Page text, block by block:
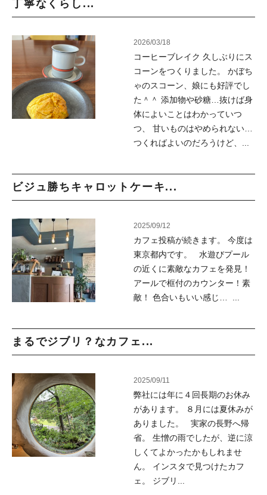
丁寧なくらし...
2026/03/18
コーヒーブレイク 久しぶりにス
コーンをつくりました。 かぼち
ゃのスコーン、娘にも好評でし
た＾＾ 添加物や砂糖…抜けば身
体によいことはわかっていつ
つ、 甘いものはやめられない…
つくればよいのだろうけど、...
ビジュ勝ちキャロットケーキ...
2025/09/12
カフェ投稿が続きます。 今度は
東京都内です。 水遊びプール
の近くに素敵なカフェを発見！
アールで框付のカウンター！素
敵！ 色合いもいい感じ… ...
まるでジブリ？なカフェ...
2025/09/11
弊社には年に４回長期のお休み
があります。 ８月には夏休みが
ありました。 実家の長野へ帰
省。 生憎の雨でしたが、逆に涼
しくてよかったかもしれませ
ん。 インスタで見つけたカフ
ェ。 ジブリ...